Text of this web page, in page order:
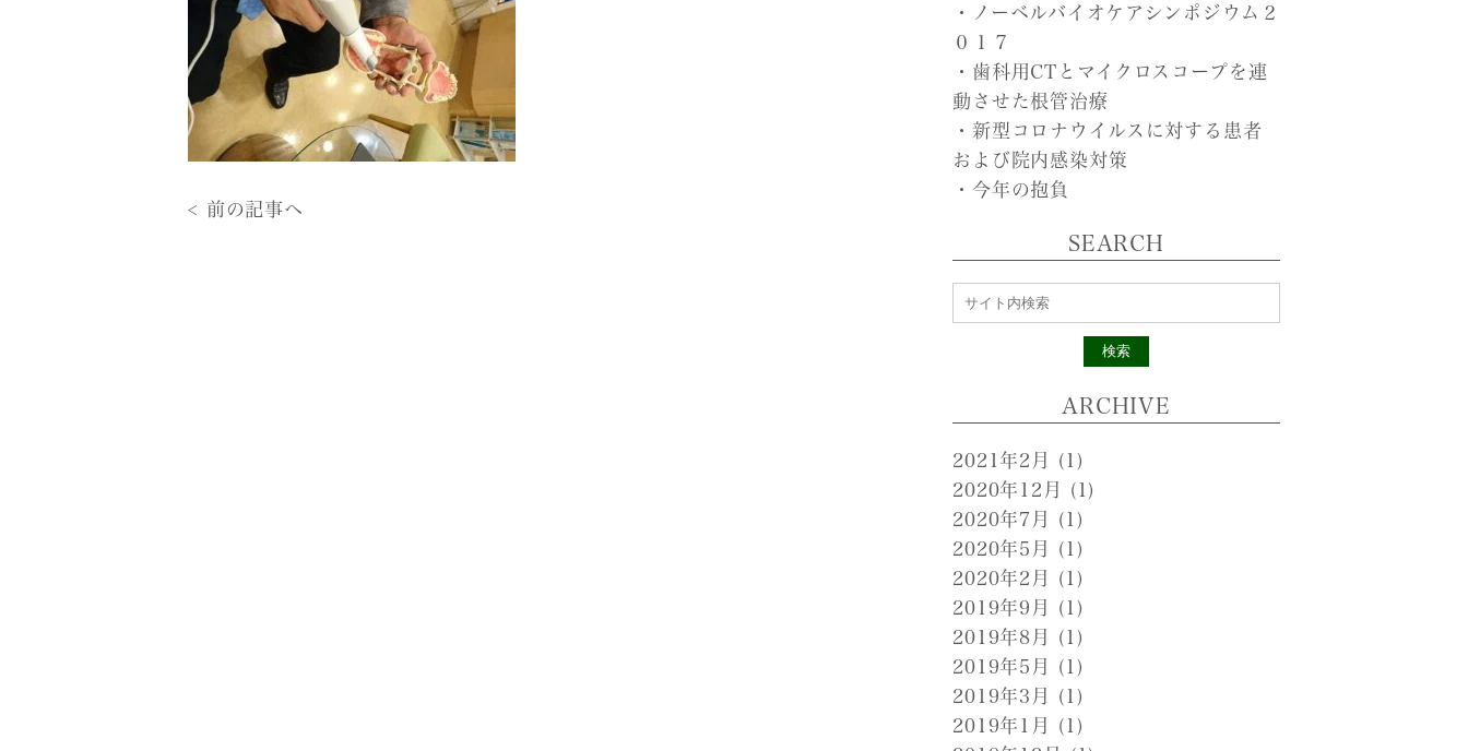
< 前の記事へ
・ノーベルバイオケアシンポジウム２
０１７
・歯科用CTとマイクロスコープを連
動させた根管治療
・新型コロナウイルスに対する患者
および院内感染対策
・今年の抱負
SEARCH
検索
ARCHIVE
2021年2月 (1)
2020年12月 (1)
2020年7月 (1)
2020年5月 (1)
2020年2月 (1)
2019年9月 (1)
2019年8月 (1)
2019年5月 (1)
2019年3月 (1)
2019年1月 (1)